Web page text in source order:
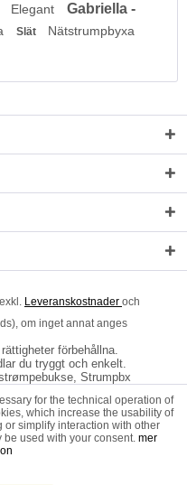
Elegant Gabriella -
Slät Nätstrumpbyxa
Leveranskostnader och
om inget annat anges
förbehållna.
du tryggt och enkelt.
Strumpbx
for the technical operation of
which increase the usability of
or simplify interaction with other
used with your consent. mer